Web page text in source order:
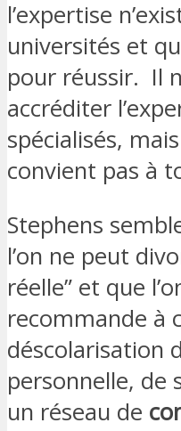
l’expertise
universités et
pour réussir. Il
accréditer
spécialisés,
convient pas à
Stephens
l’on ne peut
réelle” et que
recommande à
déscolarisation
personnelle, de
un réseau de